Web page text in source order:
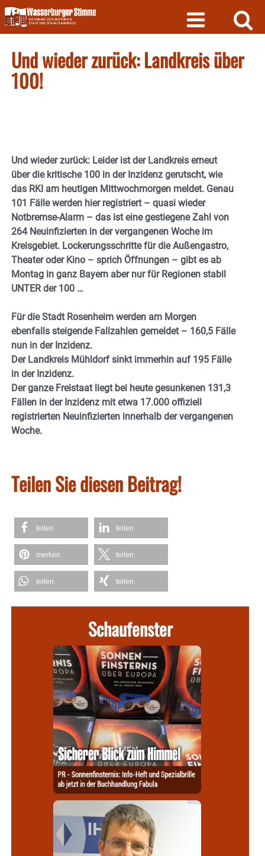
Skip
to
content
Und wieder zurück: Landkreis über
100!
Und wieder zurück: Leider ist der Landkreis erneut
über die kritische 100 in der Inzidenz gerutscht, wie
das RKI am heutigen Mittwochmorgen meldet. Genau
101 Fälle werden hier registriert – quasi wieder
Notbremse-Alarm – das ist eine gestiegene Zahl von
264 Neuinfizierten in der vergangenen Woche im
Kreisgebiet. Lockerungsschritte für die Außengastro,
Theater oder Kino – sprich Öffnungen – gibt es ab
Montag in ganz Bayern aber nur für Regionen stabil
UNTER der 100 …
Für die Stadt Rosenheim werden am Morgen
ebenfalls steigende Fallzahlen gemeldet – 160,5 Fälle
nun in der Inzidenz.
Der Landkreis Mühldorf sinkt immerhin auf 195 Fälle
in der Inzidenz.
Der ganze Freistaat liegt bei heute gesunkenen 131,3
Fällen in der Inzidenz mit etwa 17.000 offiziell
registrierten Neuinfizierten innerhalb der vergangenen
Woche.
Teilen Sie diesen Beitrag!
teilen teilen
merken teilen
teilen teilen
Schaufenster